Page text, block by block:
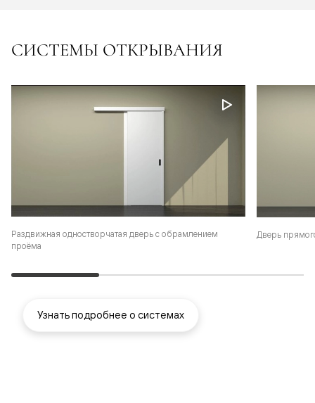
СИСТЕМЫ ОТКРЫВАНИЯ
Раздвижная одностворчатая дверь с обрамлением
проёма
Дверь
Узнать подробнее о системах